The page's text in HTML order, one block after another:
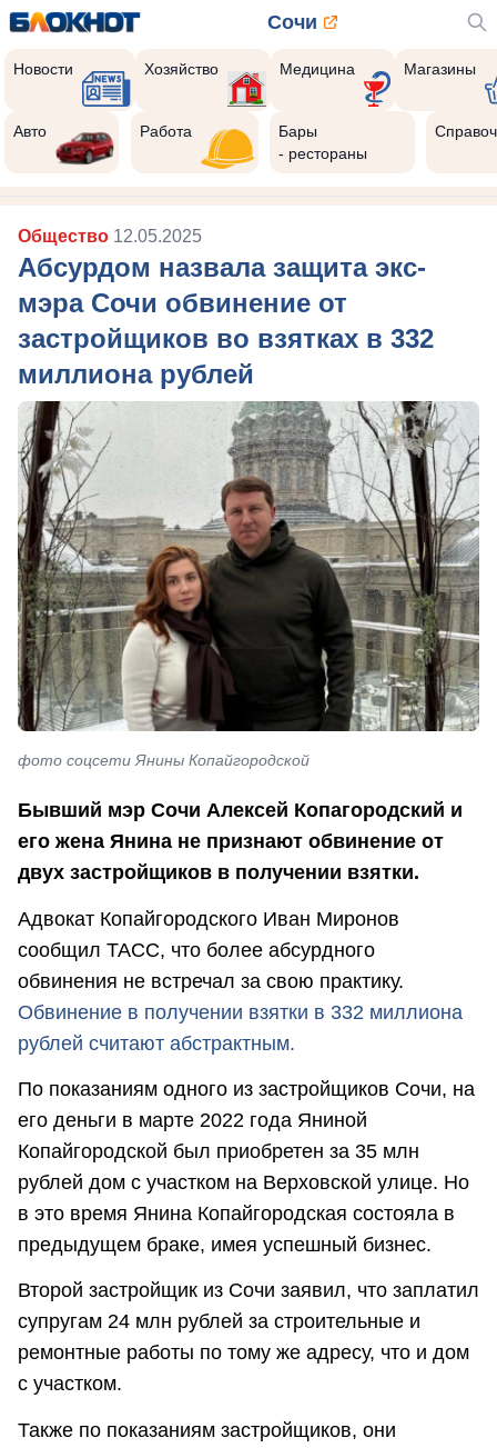
Сочи
Новости Хозяйство Медицина Магазины
Авто Работа
Бары
- рестораны
Общество 12.05.2025
Абсурдом назвала защита экс-
мэра Сочи обвинение от
застройщиков во взятках в 332
миллиона рублей
фото соцсети Янины Копайгородской
Бывший мэр Сочи Алексей Копагородский и
его жена Янина не признают обвинение от
двух застройщиков в получении взятки.
Адвокат Копайгородского Иван Миронов
сообщил ТАСС, что более абсурдного
обвинения не встречал за свою практику.
Обвинение в получении взятки в 332 миллиона
рублей считают абстрактным.
По показаниям одного из застройщиков Сочи, на
его деньги в марте 2022 года Яниной
Копайгородской был приобретен за 35 млн
рублей дом с участком на Верховской улице. Но
в это время Янина Копайгородская состояла в
предыдущем браке, имея успешный бизнес.
Второй застройщик из Сочи заявил, что заплатил
супругам 24 млн рублей за строительные и
ремонтные работы по тому же адресу, что и дом
с участком.
Также по показаниям застройщиков, они